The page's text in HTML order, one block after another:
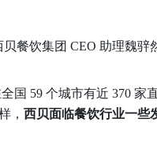
贝餐饮集团 CEO 助理魏
国 59 个城市有近 370 家
， 西贝面临餐饮行业一些